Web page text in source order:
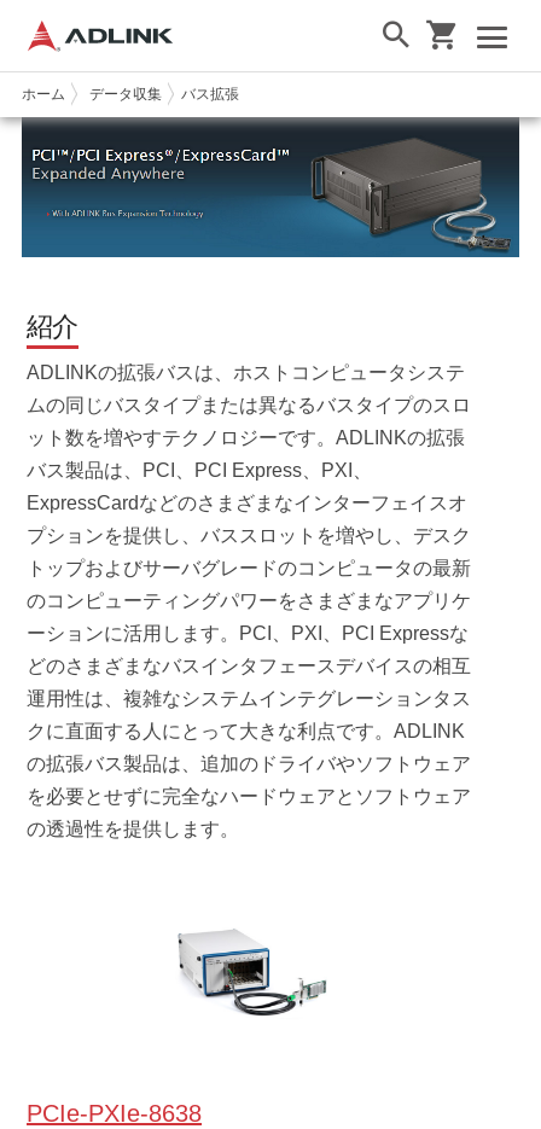
ホーム データ収集 バス拡張
紹介
ADLINKの拡張バスは、ホストコンピュータシステ
ムの同じバスタイプまたは異なるバスタイプのスロ
ット数を増やすテクノロジーです。ADLINKの拡張
バス製品は、PCI、PCI Express、PXI、
ExpressCardなどのさまざまなインターフェイスオ
プションを提供し、バススロットを増やし、デスク
トップおよびサーバグレードのコンピュータの最新
のコンピューティングパワーをさまざまなアプリケ
ーションに活用します。PCI、PXI、PCI Expressな
どのさまざまなバスインタフェースデバイスの相互
運用性は、複雑なシステムインテグレーションタス
クに直面する人にとって大きな利点です。ADLINK
の拡張バス製品は、追加のドライバやソフトウェア
を必要とせずに完全なハードウェアとソフトウェア
の透過性を提供します。
PCIe-PXIe-8638